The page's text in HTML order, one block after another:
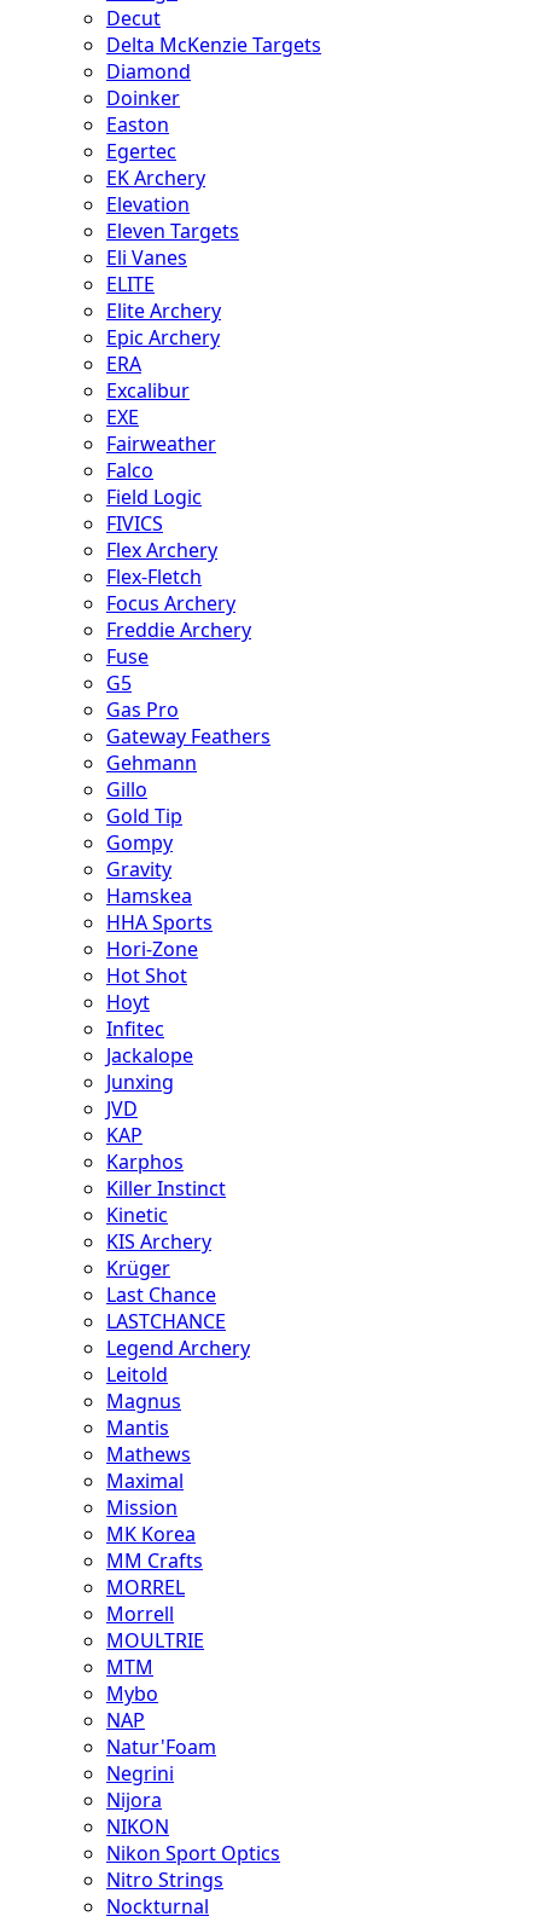
Decut
Delta McKenzie Targets
Diamond
Doinker
Easton
Egertec
EK Archery
Elevation
Eleven Targets
Eli Vanes
ELITE
Elite Archery
Epic Archery
ERA
Excalibur
EXE
Fairweather
Falco
Field Logic
FIVICS
Flex Archery
Flex-Fletch
Focus Archery
Freddie Archery
Fuse
G5
Gas Pro
Gateway Feathers
Gehmann
Gillo
Gold Tip
Gompy
Gravity
Hamskea
HHA Sports
Hori-Zone
Hot Shot
Hoyt
Infitec
Jackalope
Junxing
JVD
KAP
Karphos
Killer Instinct
Kinetic
KIS Archery
Krüger
Last Chance
LASTCHANCE
Legend Archery
Leitold
Magnus
Mantis
Mathews
Maximal
Mission
MK Korea
MM Crafts
MORREL
Morrell
MOULTRIE
MTM
Mybo
NAP
Natur'Foam
Negrini
Nijora
NIKON
Nikon Sport Optics
Nitro Strings
Nockturnal